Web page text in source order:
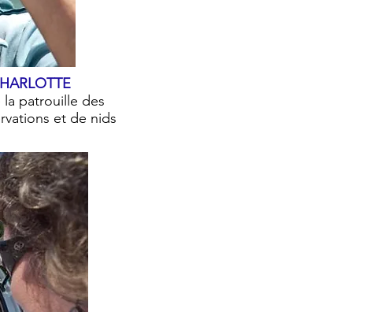
la patrouille des
et de nids